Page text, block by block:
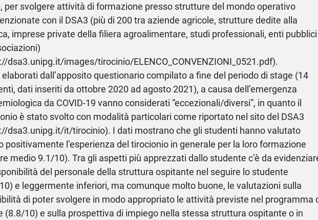
per svolgere attività di formazione presso strutture del mondo operativo
con il DSA3 (più di 200 tra aziende agricole, strutture dedite alla
imprese private della filiera agroalimentare, studi professionali, enti pubblici
dsa3.unipg.it/images/tirocinio/ELENCO_CONVENZIONI_0521.pdf).
elaborati dall’apposito questionario compilato a fine del periodo di stage (14
dati inseriti da ottobre 2020 ad agosto 2021), a causa dell’emergenza
da COVID-19 vanno considerati “eccezionali/diversi”, in quanto il
è stato svolto con modalità particolari come riportato nel sito del DSA3
dsa3.unipg.it/it/tirocinio). I dati mostrano che gli studenti hanno valutato
positivamente l’esperienza del tirocionio in generale per la loro formazione
medio 9.1/10). Tra gli aspetti più apprezzati dallo studente c’è da
del personale della struttura ospitante nel seguire lo studente
e leggermente inferiori, ma comunque molto buone, le valutazioni sulla
di poter svolgere in modo appropriato le attività previste nel programma
(8.8/10) e sulla prospettiva di impiego nella stessa struttura ospitante o in